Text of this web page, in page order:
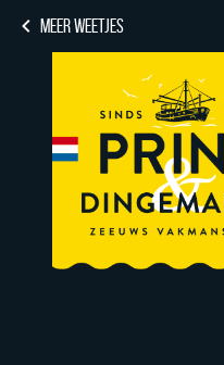
MEER WEETJES